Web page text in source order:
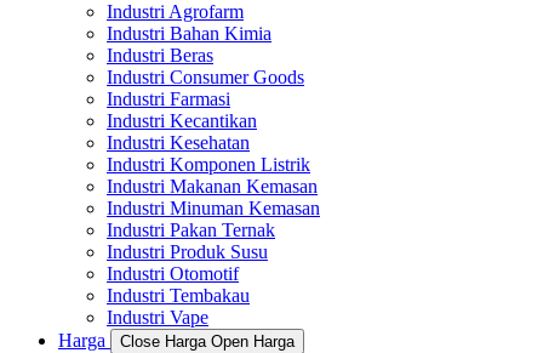
Industri Agrofarm
Industri Bahan Kimia
Industri Beras
Industri Consumer Goods
Industri Farmasi
Industri Kecantikan
Industri Kesehatan
Industri Komponen Listrik
Industri Makanan Kemasan
Industri Minuman Kemasan
Industri Pakan Ternak
Industri Produk Susu
Industri Otomotif
Industri Tembakau
Industri Vape
Harga
Close Harga Open Harga